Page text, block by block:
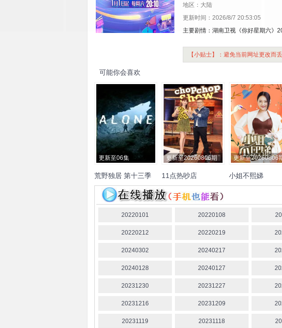
地区：大陆
更新时间：2026/8/7 20:53:05
主要剧情：湖南卫视《你好星期六》
【小贴士】：避免当前网址更改而
可能你会喜欢
更新至06集
荒野独居 第十三季
更新至20260806期
11点热吵店
沈玉琳 殷悦
更新至20260806
小姐不熙娣
徐熙娣
20220101 20220108
20220212 20220219
20240302 20240217
20240128 20240127
20231230 20231227
20231216 20231209
20231119 20231118